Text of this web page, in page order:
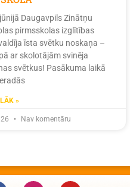
Daugavpils Zinātņu
pirmsskolas izglītības
īsta svētku noskaņa –
ar skolotājām svinēja
svētkus! Pasākuma laikā
»
Nav komentāru